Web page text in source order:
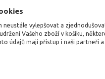
neustále vylepšovat a
Vašeho zboží v košíku,
údajů mají přístup i naši partneři